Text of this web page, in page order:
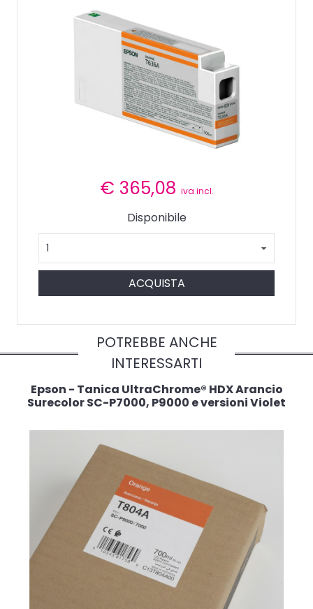
€ 365,08 iva incl.
Disponibile
ACQUISTA
POTREBBE ANCHE
INTERESSARTI
Epson - Tanica UltraChrome® HDX Arancio
Surecolor SC-P7000, P9000 e versioni Violet